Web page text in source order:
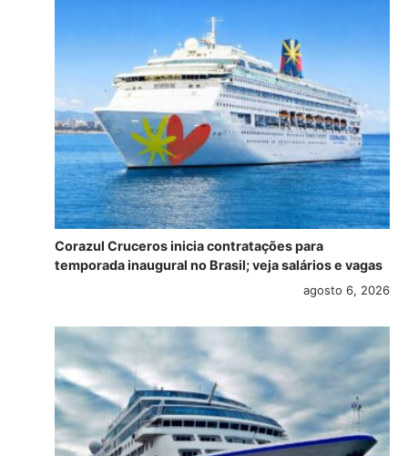
Corazul Cruceros inicia contratações para
temporada inaugural no Brasil; veja salários e vagas
agosto 6, 2026